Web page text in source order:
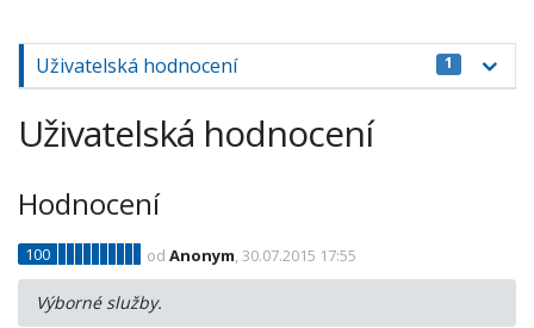
Uživatelská hodnocení 1
Uživatelská hodnocení
Hodnocení
100 od Anonym, 30.07.2015 17:55
Výborné služby.